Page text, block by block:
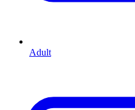
Adult